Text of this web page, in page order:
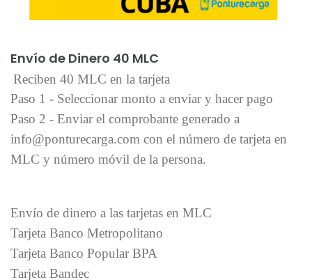
Envío de Dinero 40 MLC
Reciben 40 MLC en la tarjeta
Paso 1 - Seleccionar monto a enviar y hacer pago
Paso 2 - Enviar el comprobante generado a
info@ponturecarga.com con el número de tarjeta en
MLC y número móvil de la persona.
Envío de dinero a las tarjetas en MLC
Tarjeta Banco Metropolitano
Tarjeta Banco Popular BPA
Tarjeta Bandec